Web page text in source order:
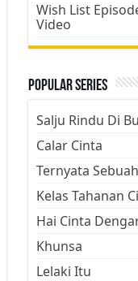
Wish List
Video
Popular Series
Salju Rindu Di
Calar Cinta
Ternyata
Kelas Tahanan
Hai Cinta
Khunsa
Lelaki Itu